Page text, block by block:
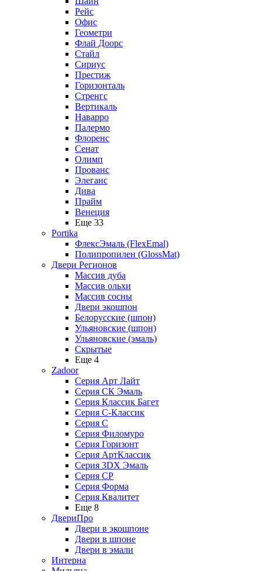
Рейс
Офис
Геометри
Флай Доорс
Стайл
Сириус
Престиж
Горизонталь
Стренгс
Вертикаль
Наварро
Палермо
Флоренс
Сенат
Олимп
Прованс
Элеганс
Дива
Прайм
Венеция
Еще 33
Portika
ФлексЭмаль (FlexEmal)
Полипропилен (GlossMat)
Двери Регионов
Массив дуба
Массив ольхи
Массив сосны
Двери экошпон
Белорусские (шпон)
Ульяновские (шпон)
Ульяновские (эмаль)
Скрытые
Еще 4
Zadoor
Серия Арт Лайт
Серия СК Эмаль
Серия Классик Багет
Серия С-Классик
Серия С
Серия Филомуро
Серия Горизонт
Серия АртКлассик
Серия 3DX Эмаль
Серия СP
Серия Форма
Серия Квалитет
Еще 8
ДвериПро
Двери в экошпоне
Двери в шпоне
Двери в эмали
Интерна